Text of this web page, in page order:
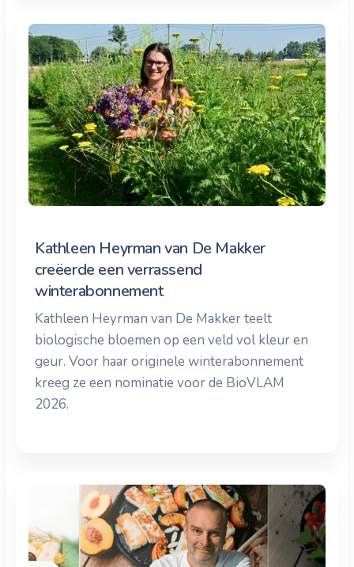
Kathleen Heyrman van De Makker
creëerde een verrassend
winterabonnement
Kathleen Heyrman van De Makker teelt
biologische bloemen op een veld vol kleur en
geur. Voor haar originele winterabonnement
kreeg ze een nominatie voor de BioVLAM
2026.